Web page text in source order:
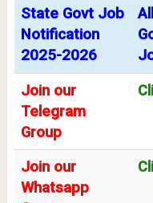
State Govt Job
Notification
2025-2026
Join our
Telegram
Group
Join our
Whatsapp